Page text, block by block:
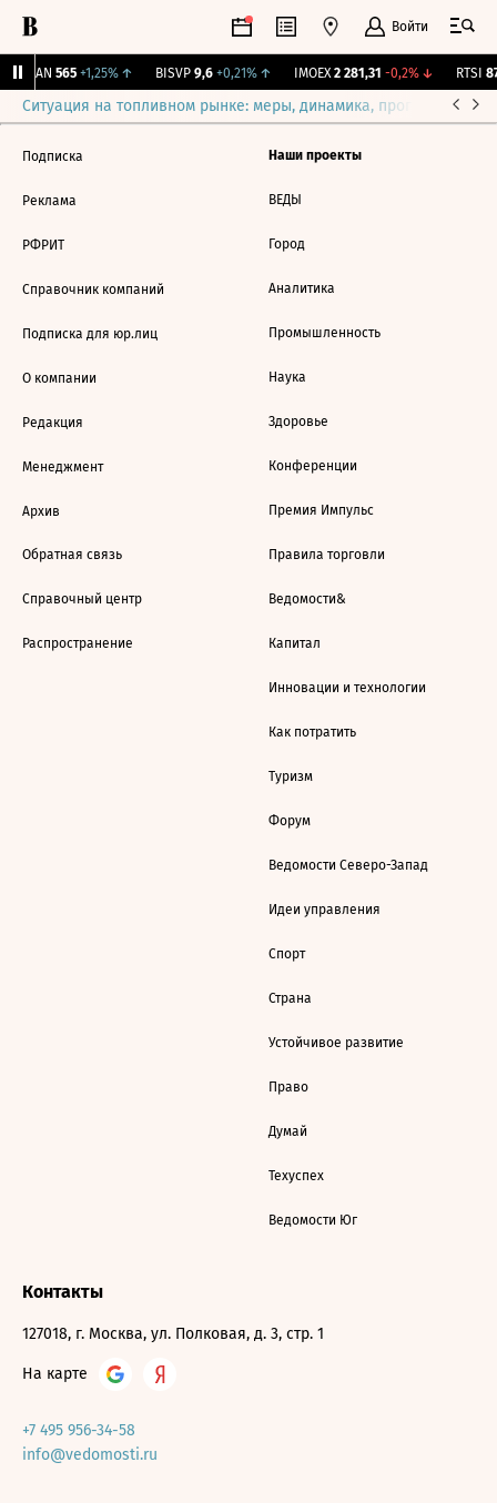
Войти
AVAN 565 +1,25%↑ BISVP 9,6 +0,21%↑ IMOEX 2 281,31 -0,2%↓ RTSI
Ситуация на топливном рынке: меры, динамика, прогнозы
Подписка
Реклама
РФРИТ
Справочник компаний
Подписка для юр.лиц
О компании
Редакция
Менеджмент
Архив
Обратная связь
Справочный центр
Распространение
Наши проекты
ВЕДЫ
Город
Аналитика
Промышленность
Наука
Здоровье
Конференции
Премия Импульс
Правила торговли
Ведомости&
Капитал
Инновации и технологии
Как потратить
Туризм
Форум
Ведомости Северо-Запад
Идеи управления
Спорт
Страна
Устойчивое развитие
Право
Думай
Техуспех
Ведомости Юг
Контакты
127018, г. Москва, ул. Полковая, д. 3, стр. 1
На карте
+7 495 956-34-58
info@vedomosti.ru